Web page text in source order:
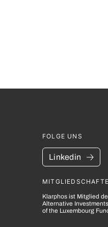
FOLGE UNS
Linkedin
Klarphos ist Mitglied
Alternative
of the Luxembourg